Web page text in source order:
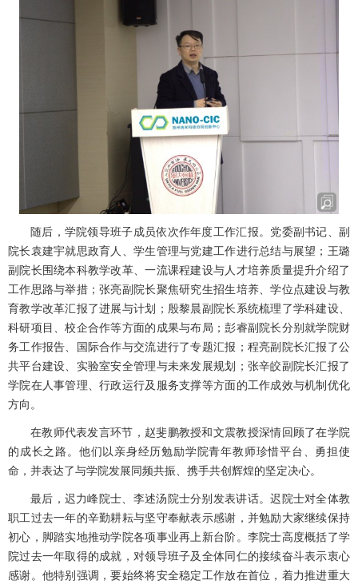
随后，学院领导班子成员依次作年度工作汇报。党委副书记、副
院长袁建宇就思政育人、学生管理与党建工作进行总结与展望；王璐
副院长围绕本科教学改革、一流课程建设与人才培养质量提升介绍了
工作思路与举措；张亮副院长聚焦研究生招生培养、学位点建设与教
育教学改革汇报了进展与计划；殷黎晨副院长系统梳理了学科建设、
科研项目、校企合作等方面的成果与布局；彭睿副院长分别就学院财
务工作报告、国际合作与交流进行了专题汇报；程亮副院长汇报了公
共平台建设、实验室安全管理与未来发展规划；张辛皎副院长汇报了
学院在人事管理、行政运行及服务支撑等方面的工作成效与机制优化
方向。
在教师代表发言环节，赵斐鹏教授和文震教授深情回顾了在学院
的成长之路。他们以亲身经历勉励学院青年教师珍惜平台、勇担使
命，并表达了与学院发展同频共振、携手共创辉煌的坚定决心。
最后，迟力峰院士、李述汤院士分别发表讲话。迟院士对全体教
职工过去一年的辛勤耕耘与坚守奉献表示感谢，并勉励大家继续保持
初心，脚踏实地推动学院各项事业再上新台阶。李院士高度概括了学
院过去一年取得的成就，对领导班子及全体同仁的接续奋斗表示衷心
感谢。他特别强调，要始终将安全稳定工作放在首位，着力推进重大